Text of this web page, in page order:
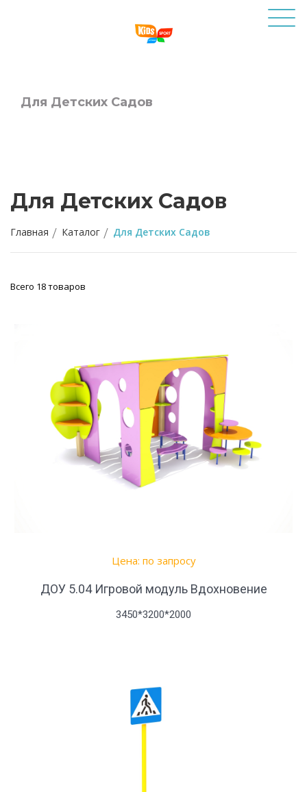
Для Детских Садов
Для Детских Садов
Главная Каталог Для Детских Садов
Всего 18 товаров
Цена: по запросу
ДОУ 5.04 Игровой модуль Вдохновение
3450*3200*2000